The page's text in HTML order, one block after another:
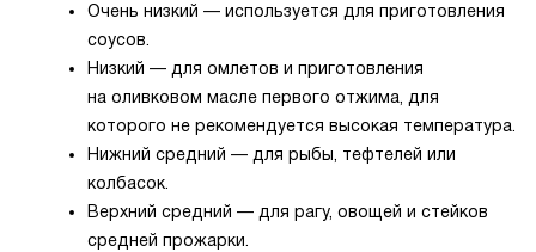
Очень низкий — используется для приготовления
соусов.
Низкий — для омлетов и приготовления
на оливковом масле первого отжима, для
которого не рекомендуется высокая температура.
Нижний средний — для рыбы, тефтелей или
колбасок.
Верхний средний — для рагу, овощей и стейков
средней прожарки.